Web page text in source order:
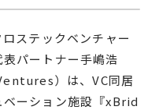
ステックベンチャー
パートナー手嶋浩
）は、VC同居
ーション施設『xBrid